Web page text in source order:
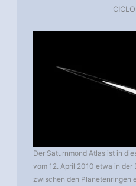
Der Saturnmond Atlas ist in
vom 12. April 2010 etwa in der
zwischen den Planetenringen